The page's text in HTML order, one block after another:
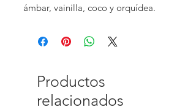
ámbar, vainilla, coco y orquídea.
Productos
relacionados